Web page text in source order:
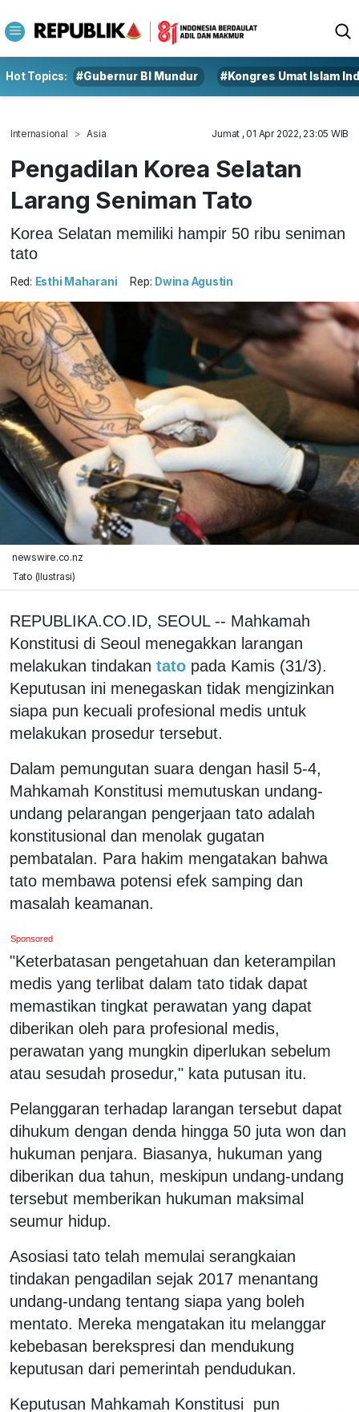
Hot Topics: #Gubernur BI Mundur #Kongres Umat Islam
Internasional Asia Jumat , 01 Apr 2022, 23:05 WIB
Pengadilan Korea Selatan
Larang Seniman Tato
Korea Selatan memiliki hampir 50 ribu seniman
tato
Red: Esthi Maharani Rep: Dwina Agustin
newswire.co.nz
Tato (Ilustrasi)
REPUBLIKA.CO.ID, SEOUL -- Mahkamah
Konstitusi di Seoul menegakkan larangan
melakukan tindakan tato pada Kamis (31/3).
Keputusan ini menegaskan tidak mengizinkan
siapa pun kecuali profesional medis untuk
melakukan prosedur tersebut.
Dalam pemungutan suara dengan hasil 5-4,
Mahkamah Konstitusi memutuskan undang-
undang pelarangan pengerjaan tato adalah
konstitusional dan menolak gugatan
pembatalan. Para hakim mengatakan bahwa
tato membawa potensi efek samping dan
masalah keamanan.
Sponsored
"Keterbatasan pengetahuan dan keterampilan
medis yang terlibat dalam tato tidak dapat
memastikan tingkat perawatan yang dapat
diberikan oleh para profesional medis,
perawatan yang mungkin diperlukan sebelum
atau sesudah prosedur," kata putusan itu.
Pelanggaran terhadap larangan tersebut dapat
dihukum dengan denda hingga 50 juta won dan
hukuman penjara. Biasanya, hukuman yang
diberikan dua tahun, meskipun undang-undang
tersebut memberikan hukuman maksimal
seumur hidup.
Asosiasi tato telah memulai serangkaian
tindakan pengadilan sejak 2017 menantang
undang-undang tentang siapa yang boleh
mentato. Mereka mengatakan itu melanggar
kebebasan berekspresi dan mendukung
keputusan dari pemerintah pendudukan.
Keputusan Mahkamah Konstitusi pun